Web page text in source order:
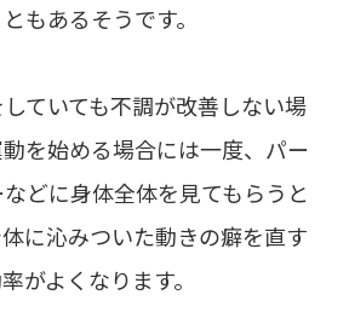
もあるそうです。
ていても不調が改善しない場
を始める場合には一度、パー
どに身体全体を見てもらうと
に沁みついた動きの癖を直す
がよくなります。